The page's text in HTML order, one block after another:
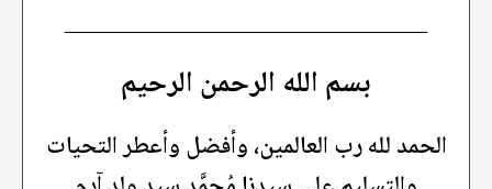
بسم الله الرحمن الرحيم
الحمد لله رب العالمين، وأفضل وأعطر التحيات